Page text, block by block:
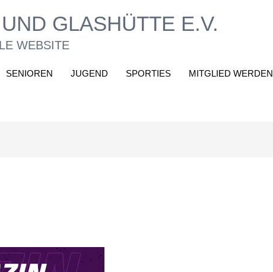
GLASHÜTTE E.V.
WEBSITE
SENIOREN JUGEND SPORTIES MITGLIED WERDEN